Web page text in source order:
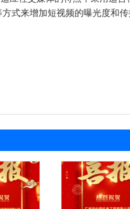
式来增加短视频的曝光度和